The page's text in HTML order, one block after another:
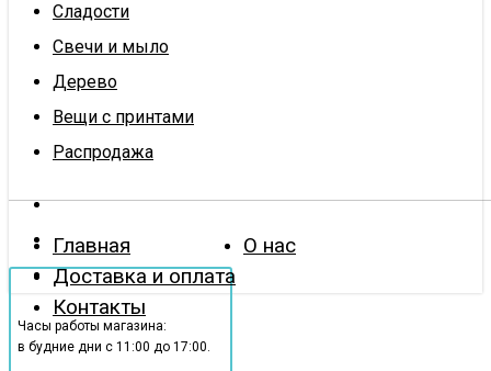
Сладости
Свечи и мыло
Дерево
Вещи с принтами
Распродажа
Главная
О нас
Доставка и оплата
Контакты
Часы работы магазина:
в будние дни с 11:00 до 17:00.